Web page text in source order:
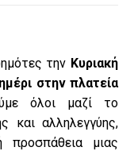
την Κυριακή
στην πλατεία
όλοι μαζί το
και αλληλεγγύης,
προσπάθεια μιας